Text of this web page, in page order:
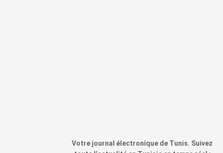
Votre journal électronique de Tunis. Suivez